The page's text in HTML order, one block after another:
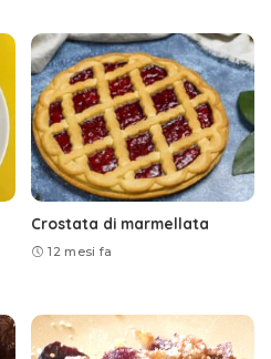
Crostata di marmellata
12 mesi fa